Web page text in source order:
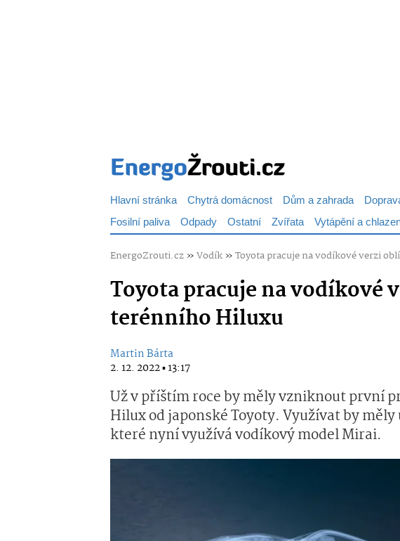
Hlavní stránka Chytrá domácnost Dům a zahrada
Fosilní paliva Odpady Ostatní Zvířata Vytápění a
EnergoZrouti.cz»Vodík»Toyota pracuje na vodíkové verzi
Toyota pracuje na vodíkové
terénního Hiluxu
Martin Bárta
2. 12. 2022 ▪ 13:17
Už v příštím roce by měly vzniknout první
Hilux od japonské Toyoty. Využívat by
které nyní využívá vodíkový model Mirai.